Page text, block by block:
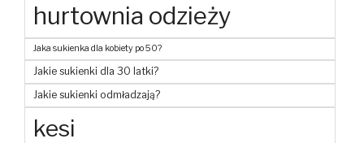
hurtownia odzieży
Jaka sukienka dla kobiety po 50?
Jakie sukienki dla 30 latki?
Jakie sukienki odmładzają?
kesi